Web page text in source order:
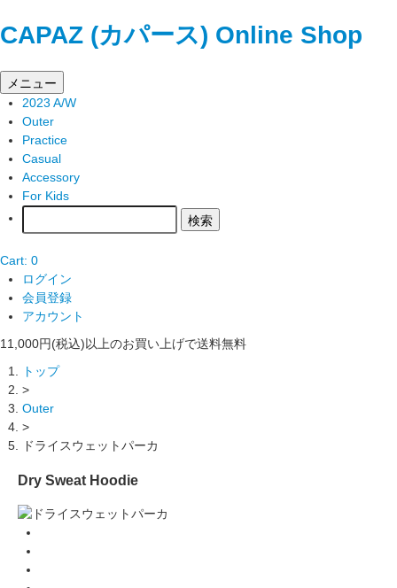
CAPAZ (カパース) Online Shop
メニュー
2023 A/W
Outer
Practice
Casual
Accessory
For Kids
Cart: 0
ログイン
会員登録
アカウント
11,000円(税込)以上のお買い上げで送料無料
トップ
>
Outer
>
ドライスウェットパーカ
Dry Sweat Hoodie